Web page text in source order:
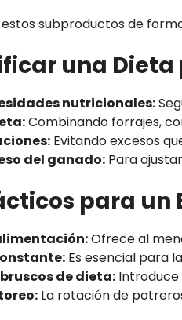
subproductos de
una
nutricionales:
Combinando forrajes,
Evitando excesos
del ganado: Para
para un
Ofrece al
Es esencial para
de dieta: Introduce
La rotación de